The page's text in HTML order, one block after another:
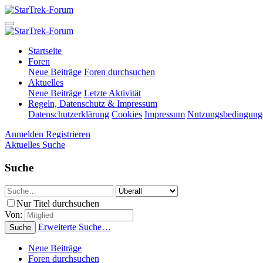
Startseite
Foren
Neue Beiträge Foren durchsuchen
Aktuelles
Neue Beiträge Letzte Aktivität
Regeln, Datenschutz & Impressum
Datenschutzerklärung Cookies Impressum
Anmelden Registrieren
Aktuelles Suche
Suche
Nur Titel durchsuchen
Von:
Suche Erweiterte Suche…
Neue Beiträge
Foren durchsuchen